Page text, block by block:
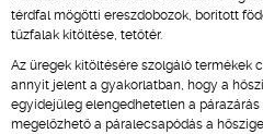
térdfal mögötti ereszdobozok, borított
tűzfalak kitöltése, tetőtér.
Az üregek kitöltésére szolgáló termékek
annyit jelent a gyakorlatban, hogy a
egyidejűleg elengedhetetlen a párazárás
megelőzhető a páralecsapódás a